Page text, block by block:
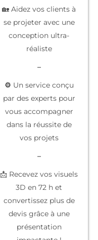
🏡 Aidez vos clients à
se projeter avec une
conception ultra-
réaliste
–
⚙️ Un service conçu
par des expertspour
vous accompagner
dans la réussite de
vos projets
–
📩 Recevez vos visuels
3D en 72 h et
convertissez plus de
devis grâce à une
présentation